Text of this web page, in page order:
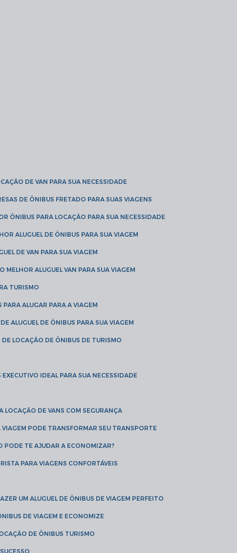
DE VAN PARA SUA NECESSIDADE
DE ÔNIBUS FRETADO PARA SUAS VIAGENS
ÔNIBUS PARA LOCAÇÃO PARA SUA NECESSIDADE
ALUGUEL DE ÔNIBUS PARA SUA VIAGEM
DE VAN PARA SUA VIAGEM
MELHOR ALUGUEL VAN PARA SUA VIAGEM
TURISMO
PARA ALUGAR PARA A VIAGEM
ALUGUEL DE ÔNIBUS PARA SUA VIAGEM
DE LOCAÇÃO DE ÔNIBUS DE TURISMO
EXECUTIVO IDEAL PARA SUA NECESSIDADE
A LOCAÇÃO DE VANS COM SEGURANÇA
VIAGEM PODE TRANSFORMAR SEU TRANSPORTE
PODE TE AJUDAR A ECONOMIZAR?
PARA VIAGENS CONFORTÁVEIS
UM ALUGUEL DE ÔNIBUS DE VIAGEM PERFEITO
DE VIAGEM E ECONOMIZE
DE ÔNIBUS TURISMO